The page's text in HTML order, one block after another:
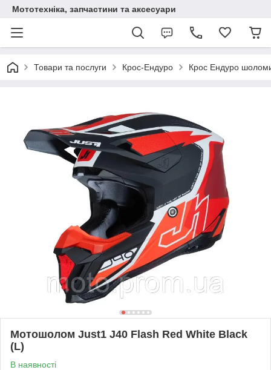
Мототехніка, запчастини та аксесуари
Товари та послуги Крос-Ендуро Крос Ендуро
Мотошолом Just1 J40 Flash Red White Black
(L)
В наявності